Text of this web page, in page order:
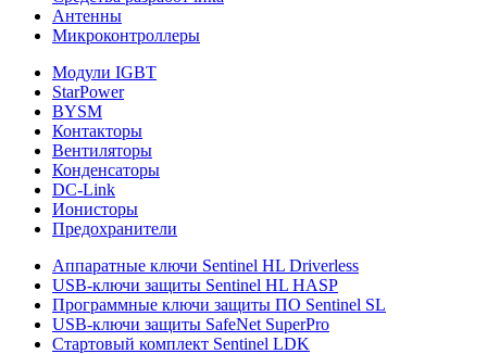
Антенны
Микроконтроллеры
Модули IGBT
StarPower
BYSM
Контакторы
Вентиляторы
Конденсаторы
DC-Link
Ионисторы
Предохранители
Аппаратные ключи Sentinel HL Driverless
USB-ключи защиты Sentinel HL HASP
Программные ключи защиты ПО Sentinel SL
USB-ключи защиты SafeNet SuperPro
Стартовый комплект Sentinel LDK